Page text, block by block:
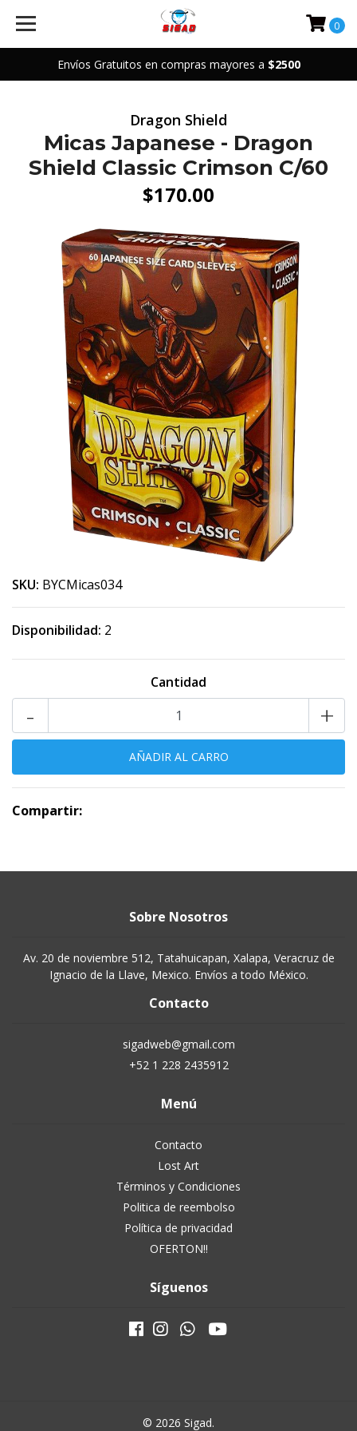
Envíos Gratuitos en compras mayores a $2500
0
Dragon Shield
Micas Japanese - Dragon
Shield Classic Crimson C/60
$170.00
SKU: BYCMicas034
Disponibilidad: 2
Cantidad
+
-
Compartir:
Sobre Nosotros
Av. 20 de noviembre 512, Tatahuicapan, Xalapa, Veracruz de
Ignacio de la Llave, Mexico. Envíos a todo México.
Contacto
sigadweb@gmail.com
+52 1 228 2435912
Menú
Contacto
Lost Art
Términos y Condiciones
Politica de reembolso
Política de privacidad
OFERTON!!
Síguenos
© 2026 Sigad.